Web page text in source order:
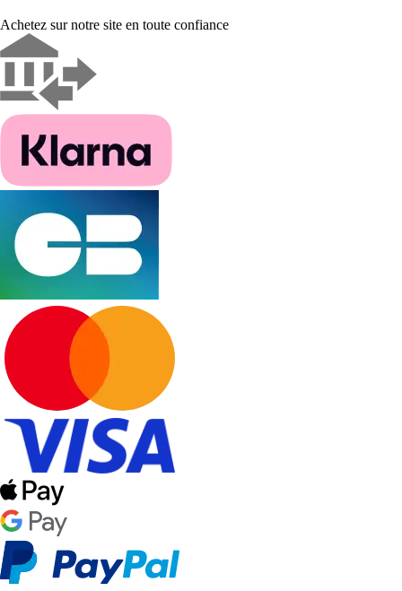
Achetez sur notre site en toute confiance